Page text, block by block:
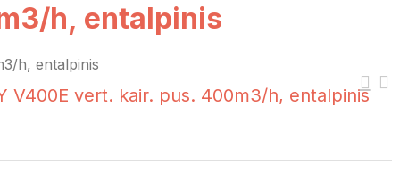
h, entalpinis
h, entalpinis
V400E vert. kair. pus. 400m3/h, entalpinis